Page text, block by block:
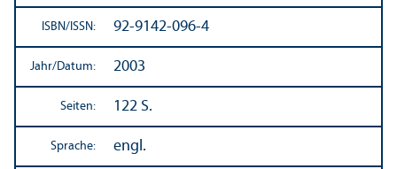
ISBN/ ISSN: 92-9142-096-4
Jahr/Datum: 2003
Seiten: 122 S.
Sprache: engl.